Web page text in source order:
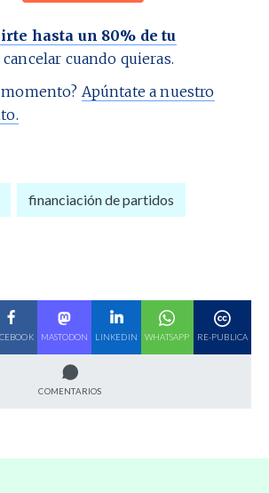
hasta un 80% de tu
cancelar cuando quieras.
Apúntate a nuestro
financiación de partidos
MASTODON LINKEDIN WHATSAPP RE-PUBLICA
COMENTARIOS